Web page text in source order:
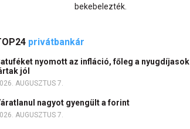
bekebelezték.
privátbankár
nyomott az infláció, főleg a nyugdíjasok
jól
AUGUSZTUS 7.
nagyot gyengült a forint
AUGUSZTUS 7.